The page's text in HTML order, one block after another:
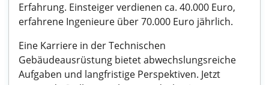
Erfahrung. Einsteiger verdienen ca. 40.000 Euro,
erfahrene Ingenieure über 70.000 Euro jährlich.
Eine Karriere in der Technischen
Gebäudeausrüstung bietet abwechslungsreiche
Aufgaben und langfristige Perspektiven. Jetzt